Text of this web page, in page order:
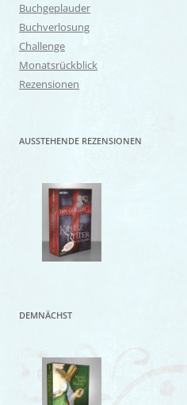
Buchgeplauder
Buchverlosung
Challenge
Monatsrückblick
Rezensionen
AUSSTEHENDE REZENSIONEN
DEMNÄCHST